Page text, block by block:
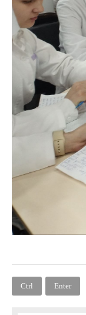
Ctrl Enter